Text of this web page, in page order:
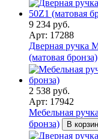
9 234 руб.
Арт: 17288
Дверная ручка
(матовая бронза)
2 538 руб.
Арт: 17942
Мебельная
бронза)
В